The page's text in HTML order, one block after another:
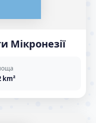
Мікронезії
km²